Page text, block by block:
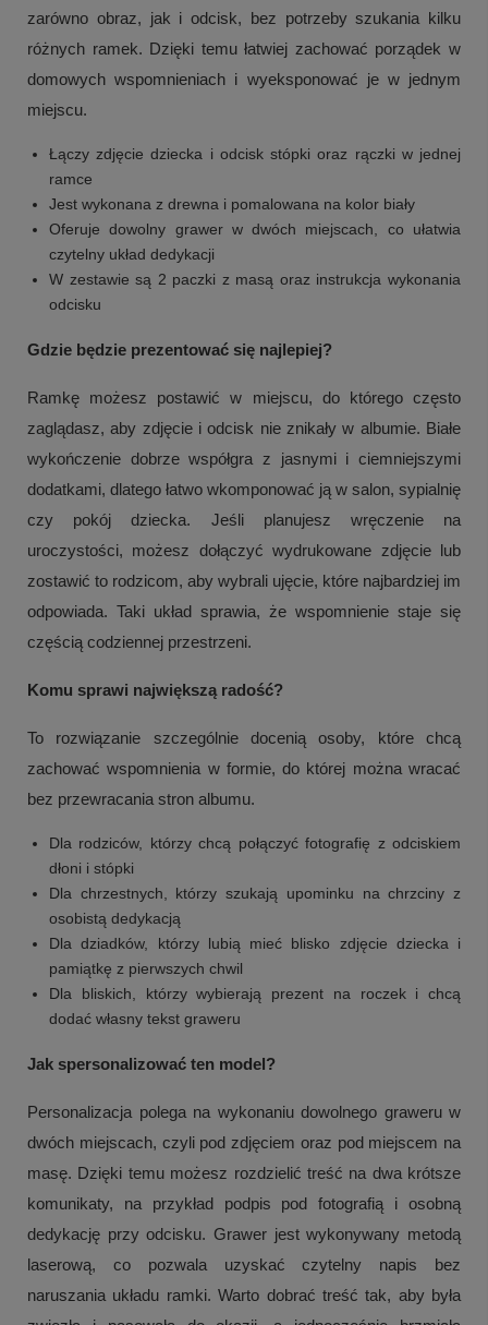
zarówno obraz, jak i odcisk, bez potrzeby szukania kilku
różnych ramek. Dzięki temu łatwiej zachować porządek w
domowych wspomnieniach i wyeksponować je w jednym
miejscu.
Łączy zdjęcie dziecka i odcisk stópki oraz rączki w jednej
ramce
Jest wykonana z drewna i pomalowana na kolor biały
Oferuje dowolny grawer w dwóch miejscach, co ułatwia
czytelny układ dedykacji
W zestawie są 2 paczki z masą oraz instrukcja wykonania
odcisku
Gdzie będzie prezentować się najlepiej?
Ramkę możesz postawić w miejscu, do którego często
zaglądasz, aby zdjęcie i odcisk nie znikały w albumie. Białe
wykończenie dobrze współgra z jasnymi i ciemniejszymi
dodatkami, dlatego łatwo wkomponować ją w salon, sypialnię
czy pokój dziecka. Jeśli planujesz wręczenie na
uroczystości, możesz dołączyć wydrukowane zdjęcie lub
zostawić to rodzicom, aby wybrali ujęcie, które najbardziej im
odpowiada. Taki układ sprawia, że wspomnienie staje się
częścią codziennej przestrzeni.
Komu sprawi największą radość?
To rozwiązanie szczególnie docenią osoby, które chcą
zachować wspomnienia w formie, do której można wracać
bez przewracania stron albumu.
Dla rodziców, którzy chcą połączyć fotografię z odciskiem
dłoni i stópki
Dla chrzestnych, którzy szukają upominku na chrzciny z
osobistą dedykacją
Dla dziadków, którzy lubią mieć blisko zdjęcie dziecka i
pamiątkę z pierwszych chwil
Dla bliskich, którzy wybierają prezent na roczek i chcą
dodać własny tekst graweru
Jak spersonalizować ten model?
Personalizacja polega na wykonaniu dowolnego graweru w
dwóch miejscach, czyli pod zdjęciem oraz pod miejscem na
masę. Dzięki temu możesz rozdzielić treść na dwa krótsze
komunikaty, na przykład podpis pod fotografią i osobną
dedykację przy odcisku. Grawer jest wykonywany metodą
laserową, co pozwala uzyskać czytelny napis bez
naruszania układu ramki. Warto dobrać treść tak, aby była